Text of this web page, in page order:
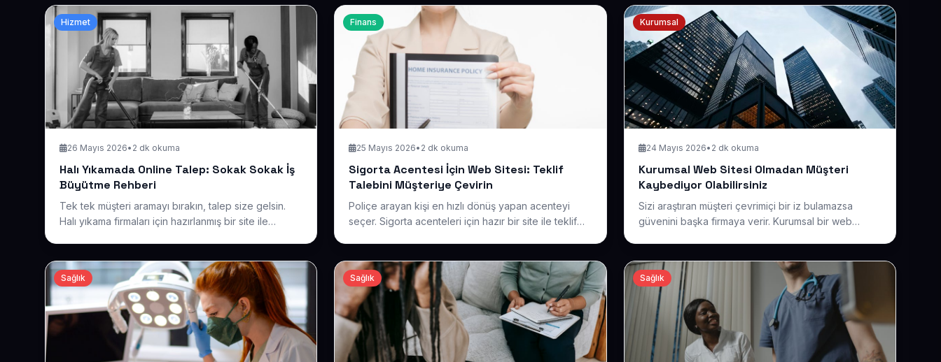
Hizmet
26 Mayıs 2026• 2 dk okuma
Halı Yıkamada Online Talep: Sokak Sokak İş
Büyütme Rehberi
Tek tek müşteri aramayı bırakın, talep size gelsin.
Halı yıkama firmaları için hazırlanmış bir site ile
Finans
25 Mayıs 2026• 2 dk okuma
Sigorta Acentesi İçin Web Sitesi: Teklif
Talebini Müşteriye Çevirin
Poliçe arayan kişi en hızlı dönüş yapan acenteyi
seçer. Sigorta acenteleri için hazır bir site ile teklif
Kurumsal
24 Mayıs 2026• 2 dk okuma
Kurumsal Web Sitesi Olmadan Müşteri
Kaybediyor Olabilirsiniz
Sizi araştıran müşteri çevrimiçi bir iz bulamazsa
güvenini başka firmaya verir. Kurumsal bir web
Sağlık Sağlık Sağlık